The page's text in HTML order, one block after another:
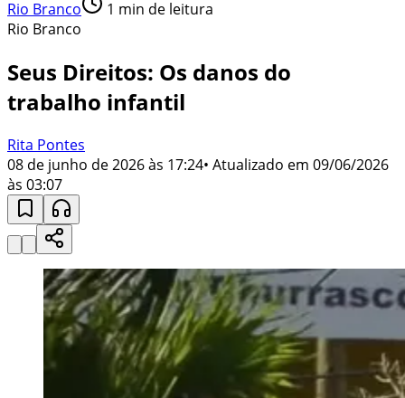
Rio Branco 1 min de leitura
Rio Branco
Seus Direitos: Os danos do
trabalho infantil
Rita Pontes
08 de junho de 2026 às 17:24• Atualizado em 09/06/2026
às 03:07